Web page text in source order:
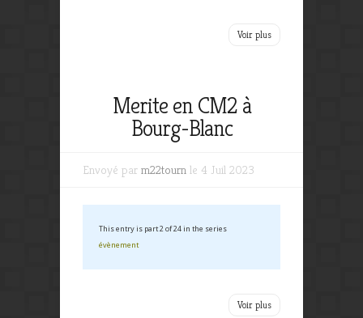
Voir plus
Merite en CM2 à
Bourg-Blanc
Envoyé par m22tourn le 4 Juil 2023
This entry is part 2 of 24 in the series
évènement
Voir plus